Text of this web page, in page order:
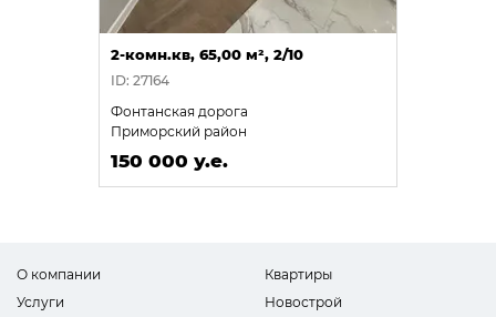
2-комн.кв, 65,00 м², 2/10
ID: 27164
Фонтанская дорога
Приморский район
150 000 у.е.
О компании
Услуги
Квартиры
Новострой